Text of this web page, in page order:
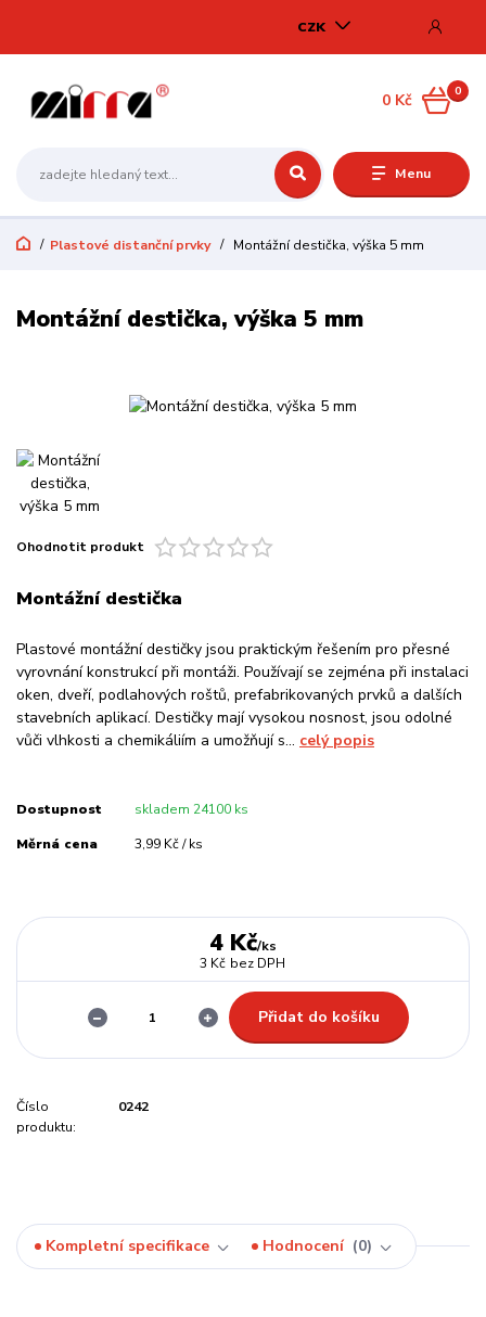
Menu
CZK
0
0 Kč
Plastové distanční prvky Montážní destička, výška 5 mm
Montážní destička, výška 5 mm
Ohodnotit produkt
Montážní destička
Plastové montážní destičky jsou praktickým řešením pro přesné
vyrovnání konstrukcí při montáži. Používají se zejména při instalaci
oken, dveří, podlahových roštů, prefabrikovaných prvků a dalších
stavebních aplikací. Destičky mají vysokou nosnost, jsou odolné
vůči vlhkosti a chemikáliím a umožňují s... celý popis
Dostupnost skladem 24100 ks
Měrná cena 3,99 Kč / ks
4 Kč/ks
3 Kč bez DPH
Přidat do košíku
Číslo
produktu:
0242
Kompletní specifikace Hodnocení 0